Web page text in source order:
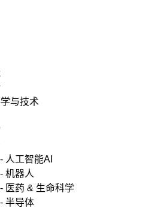
与技术
智能AI
人
& 生命科学
体